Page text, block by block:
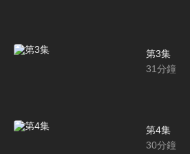
第3集
31分鐘
第4集
30分鐘